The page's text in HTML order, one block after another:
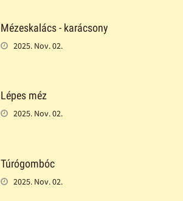
Mézeskalács - karácsony
2025. Nov. 02.
Lépes méz
2025. Nov. 02.
Túrógombóc
2025. Nov. 02.